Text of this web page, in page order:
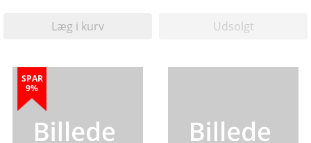
Læg i kurv Udsolgt
SPAR
9%